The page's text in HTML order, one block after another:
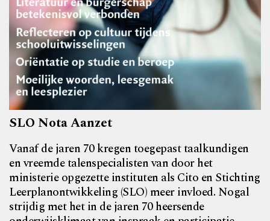
SLO Nota Aanzet
Vanaf de jaren 70 kregen toegepast taalkundigen
en vreemde talenspecialisten van door het
ministerie opgezette instituten als Cito en Stichting
Leerplanontwikkeling (SLO) meer invloed. Nogal
strijdig met het in de jaren 70 heersende